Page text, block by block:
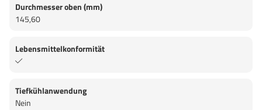
Durchmesser oben (mm)
145,60
Lebensmittelkonformität
Tiefkühlanwendung
Nein